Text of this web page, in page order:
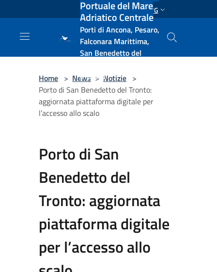
Salta al contenuto principale ENG
Portuale del Mare
Adriatico Centrale
Porti di Ancona, Pesaro,
Falconara Marittima,
San Benedetto del
e Vasto
Home > News > Notizie >
Porto di San Benedetto del Tronto:
aggiornata piattaforma digitale per
l’accesso allo scalo
Porto di San
Benedetto del
Tronto: aggiornata
piattaforma digitale
per l’accesso allo